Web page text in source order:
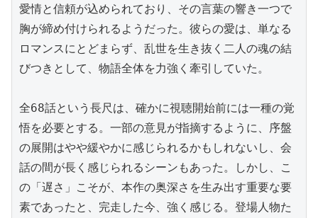
愛情と信頼が込められており、その言葉の響き一つで
胸が締め付けられるようだった。彼らの愛は、単なる
ロマンスにとどまらず、乱世を生き抜く二人の魂の結
びつきとして、物語全体を力強く牽引していた。
全68話という長尺は、確かに視聴開始前には一種の覚
悟を必要とする。一部の意見が指摘するように、序盤
の展開はやや緩やかに感じられるかもしれないし、会
話の間が長く感じられるシーンもあった。しかし、こ
の「遅さ」こそが、本作の奥深さを生み出す重要な要
素であったと、完走した今、強く感じる。登場人物た